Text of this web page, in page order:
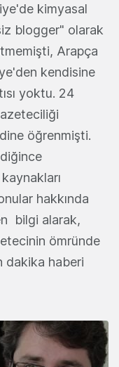
kimyasal
blogger" olarak
Arapça
kendisine
yoktu. 24
öğrenmişti.
hakkında
bilgi alarak,
ömründe
dakika haberi